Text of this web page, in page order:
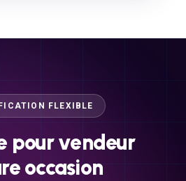
FLEXIBLE
pourvendeur
occasion